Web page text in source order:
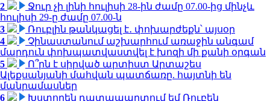
2
Ջուր չի լինի հուլիսի 28-ին ժամը 07.00-ից մինչև
հուլիսի 29-ը ժամը 07.00-ն
3
Ռուբլին թանկացել է․ փոխարժեքն՝ այսօր
4
Չինաստանում աշխարհում առաջին անգամ
մարդուն փոխպատվաստվել է խոզի մի քանի օրգան
5
Ո՞րն է սիրված արտիստ Արտաշես
Ալեքսանյանի մահվան պատճառը. հայտնի են
մանրամասներ
6
Խստորեն դատապարտում եմ Ռուբեն